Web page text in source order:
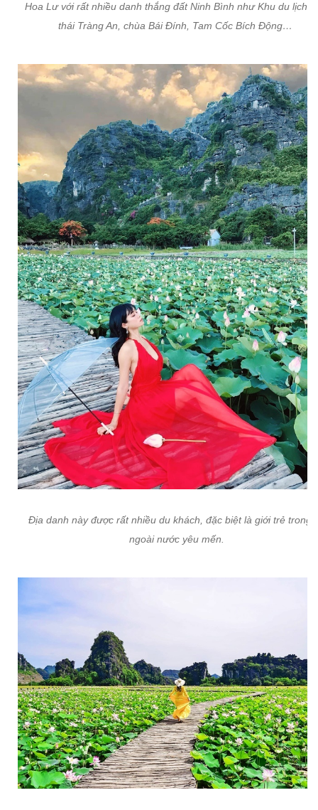
Hoa Lư với rất nhiều danh thắng đất Ninh Bình như Khu du lịch
thái Tràng An, chùa Bái Đính, Tam Cốc Bích Động…
Địa danh này được rất nhiều du khách, đặc biệt là giới trẻ trong
ngoài nước yêu mến.